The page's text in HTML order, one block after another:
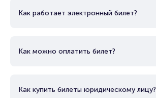
Как работает электронный билет?
Как можно оплатить билет?
Как купить билеты юридическому лицу?